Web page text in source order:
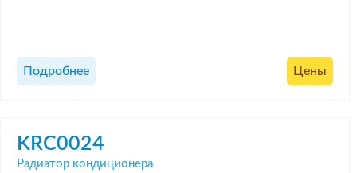
Подробнее Цены
KRC0024
Радиатор кондиционера